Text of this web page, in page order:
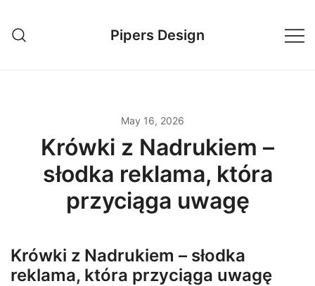
content
Pipers Design
May 16, 2026
Krówki z Nadrukiem –
słodka reklama, która
przyciąga uwagę
Krówki z Nadrukiem – słodka
reklama, która przyciąga uwagę